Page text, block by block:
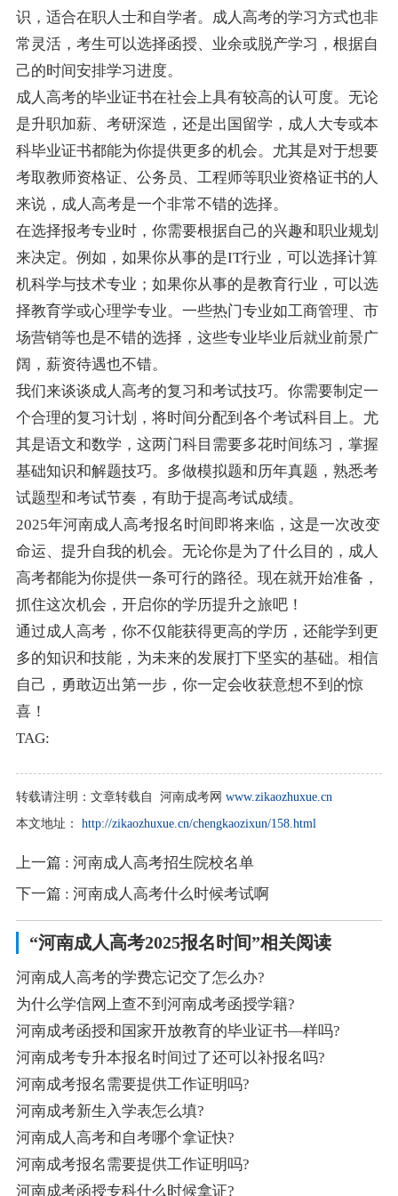
识，适合在职人士和自学者。成人高考的学习方式也非
常灵活，考生可以选择函授、业余或脱产学习，根据自
己的时间安排学习进度。
成人高考的毕业证书在社会上具有较高的认可度。无论
是升职加薪、考研深造，还是出国留学，成人大专或本
科毕业证书都能为你提供更多的机会。尤其是对于想要
考取教师资格证、公务员、工程师等职业资格证书的人
来说，成人高考是一个非常不错的选择。
在选择报考专业时，你需要根据自己的兴趣和职业规划
来决定。例如，如果你从事的是IT行业，可以选择计算
机科学与技术专业；如果你从事的是教育行业，可以选
择教育学或心理学专业。一些热门专业如工商管理、市
场营销等也是不错的选择，这些专业毕业后就业前景广
阔，薪资待遇也不错。
我们来谈谈成人高考的复习和考试技巧。你需要制定一
个合理的复习计划，将时间分配到各个考试科目上。尤
其是语文和数学，这两门科目需要多花时间练习，掌握
基础知识和解题技巧。多做模拟题和历年真题，熟悉考
试题型和考试节奏，有助于提高考试成绩。
2025年河南成人高考报名时间即将来临，这是一次改变
命运、提升自我的机会。无论你是为了什么目的，成人
高考都能为你提供一条可行的路径。现在就开始准备，
抓住这次机会，开启你的学历提升之旅吧！
通过成人高考，你不仅能获得更高的学历，还能学到更
多的知识和技能，为未来的发展打下坚实的基础。相信
自己，勇敢迈出第一步，你一定会收获意想不到的惊
喜！
TAG:
转载请注明： 文章转载自 河南成考网 www.zikaozhuxue.cn
本文地址：
http://zikaozhuxue.cn/chengkaozixun/158.html
上一篇 : 河南成人高考招生院校名单
下一篇 : 河南成人高考什么时候考试啊
“河南成人高考2025报名时间”相关阅读
河南成人高考的学费忘记交了怎么办?
为什么学信网上查不到河南成考函授学籍?
河南成考函授和国家开放教育的毕业证书—样吗?
河南成考专升本报名时间过了还可以补报名吗?
河南成考报名需要提供工作证明吗?
河南成考新生入学表怎么填?
河南成人高考和自考哪个拿证快?
河南成考报名需要提供工作证明吗?
河南成考函授专科什么时候拿证?